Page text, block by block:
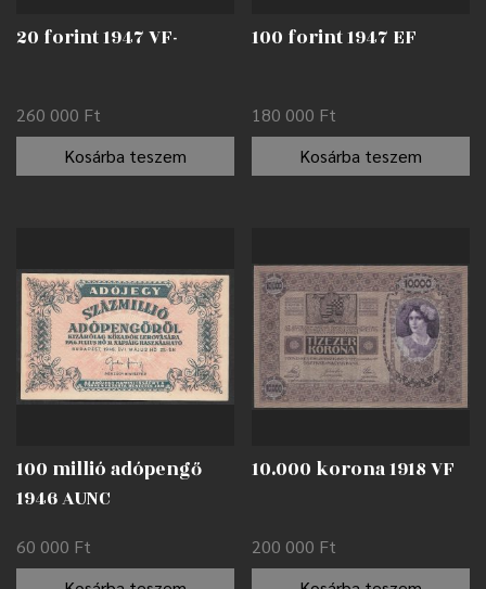
20 forint 1947 VF-
260 000 Ft
Kosárba teszem
100 forint 1947 EF
180 000 Ft
Kosárba teszem
100 millió adópengő
1946 AUNC
60 000 Ft
10.000 korona 1918 VF
200 000 Ft